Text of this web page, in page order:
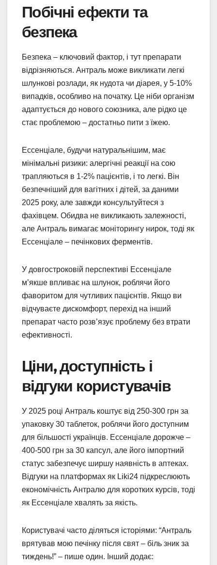
Побічні ефекти та
безпека
Безпека – ключовий фактор, і тут препарати
відрізняються. Антраль може викликати легкі
шлункові розлади, як нудота чи діарея, у 5-10%
випадків, особливо на початку. Це ніби організм
адаптується до нового союзника, але рідко це
стає проблемою – достатньо пити з їжею.
Ессенціале, будучи натуральнішим, має
мінімальні ризики: алергічні реакції на сою
трапляються в 1-2% пацієнтів, і то легкі. Він
безпечніший для вагітних і дітей, за даними
2025 року, але завжди консультуйтеся з
фахівцем. Обидва не викликають залежності,
але Антраль вимагає моніторингу нирок, тоді як
Ессенціале – печінкових ферментів.
У довгостроковій перспективі Ессенціале
м’якше впливає на шлунок, роблячи його
фаворитом для чутливих пацієнтів. Якщо ви
відчуваєте дискомфорт, перехід на інший
препарат часто розв’язує проблему без втрати
ефективності.
Ціни, доступність і
відгуки користувачів
У 2025 році Антраль коштує від 250-300 грн за
упаковку 30 таблеток, роблячи його доступним
для більшості українців. Ессенціале дорожче –
400-500 грн за 30 капсул, але його імпортний
статус забезпечує ширшу наявність в аптеках.
Відгуки на платформах як Liki24 підкреслюють
економічність Антралю для коротких курсів, тоді
як Ессенціале хвалять за якість.
Користувачі часто діляться історіями: “Антраль
врятував мою печінку після свят – біль зник за
тиждень!” – пише один. Інший додає: